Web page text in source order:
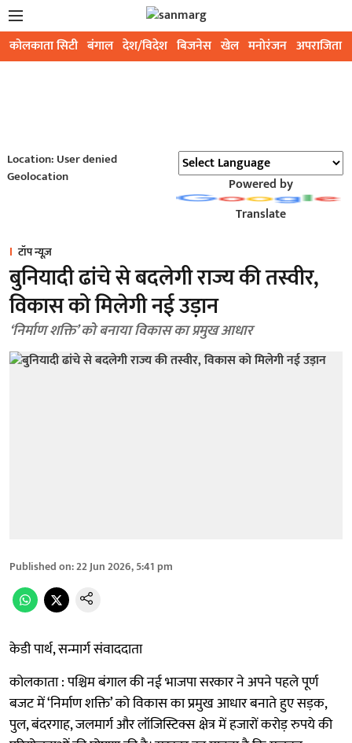
कोलकाता सिटी बंगाल देश/विदेश बिजनेस खेल मनोरंजन अपराजिता
Location: User denied
Geolocation
Powered by
Translate
टॉप न्यूज़
बुनियादी ढांचे से बदलेगी राज्य की तस्वीर,
विकास को मिलेगी नई उड़ान
‘निर्माण शक्ति’ को बनाया विकास का प्रमुख आधार
Published on:22 Jun 2026, 5:41 pm
केडी पार्थ, सन्मार्ग संवाददाता
कोलकाता : पश्चिम बंगाल की नई भाजपा सरकार ने अपने पहले पूर्ण
बजट में ‘निर्माण शक्ति’ को विकास का प्रमुख आधार बनाते हुए सड़क,
पुल, बंदरगाह, जलमार्ग और लॉजिस्टिक्स क्षेत्र में हजारों करोड़ रुपये की